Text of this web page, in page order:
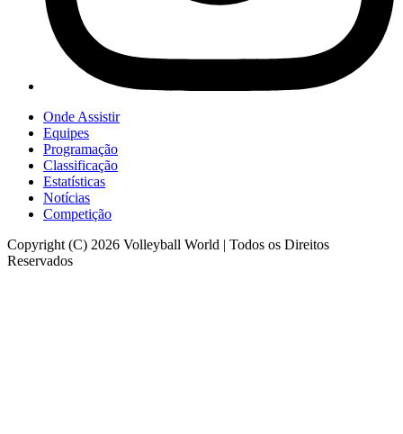
Onde Assistir
Equipes
Programação
Classificação
Estatísticas
Notícias
Competição
Copyright (C) 2026 Volleyball World | Todos os Direitos
Reservados